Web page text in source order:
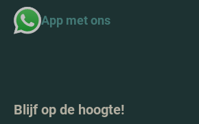
App met ons
Blijf op de hoogte!